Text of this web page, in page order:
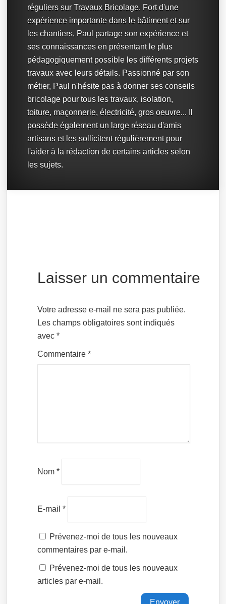
réguliers sur Travaux Bricolage. Fort d'une
expérience importante dans le bâtiment et sur
les chantiers, Paul partage son expérience et
ses connaissances en présentant le plus
pédagogiquement possible les différents projets
travaux avec leurs détails. Passionné par son
métier, Paul n'hésite pas à donner ses conseils
bricolage pour tous les travaux, isolation,
toiture, maçonnerie, électricité, gros oeuvre... Il
possède également un large réseau d'amis
artisans et les sollicitent régulièrement pour
l'aider à la rédaction de certains articles selon
les sujets.
Laisser un commentaire
Votre adresse e-mail ne sera pas publiée.
Les champs obligatoires sont indiqués
avec*
Commentaire*
Nom*
E-mail*
Prévenez-moi de tous les nouveaux
commentaires par e-mail.
Prévenez-moi de tous les nouveaux
articles par e-mail.